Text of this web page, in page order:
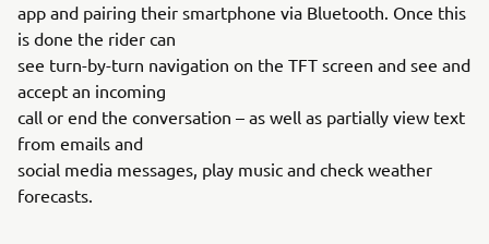
app and pairing their smartphone via Bluetooth. Once this
is done the rider can
see turn-by-turn navigation on the TFT screen and see and
accept an incoming
call or end the conversation – as well as partially view text
from emails and
social media messages, play music and check weather
forecasts.